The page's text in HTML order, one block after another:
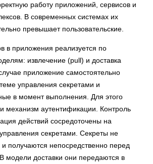
работу приложений, сервисов и
В современных системах их
превышает пользовательские.
в приложения реализуется по
извлечение (pull) и доставка
приложение самостоятельно
управления секретами и
в момент выполнения. Для этого
механизм аутентификации. Контроль
действий сосредоточены на
секретами. Секреты не
и получаются непосредственно перед
модели доставки они передаются в